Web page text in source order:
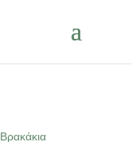
Βρακάκια